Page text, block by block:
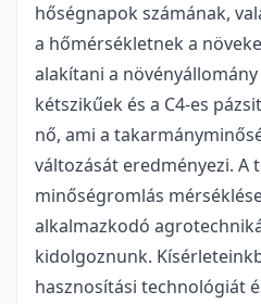
hőségnapok számának,
a hőmérsékletnek a
alakítani a
kétszikűek és a C4-es
nő, ami a
változását eredményezi. A
minőségromlás
alkalmazkodó
kidolgoznunk.
hasznosítási technológiát